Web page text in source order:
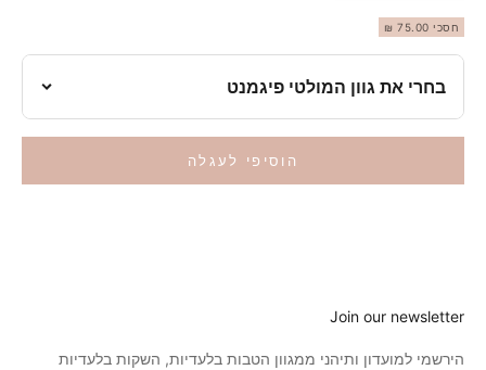
חסכי 75.00 ₪
בחרי את גוון המולטי פיגמנט
מולטי פיגמנט #3
מולטי פיגמנט #16
הוסיפי לעגלה
Join our newsletter
הירשמי למועדון ותיהני ממגוון הטבות בלעדיות, השקות בלעדיות